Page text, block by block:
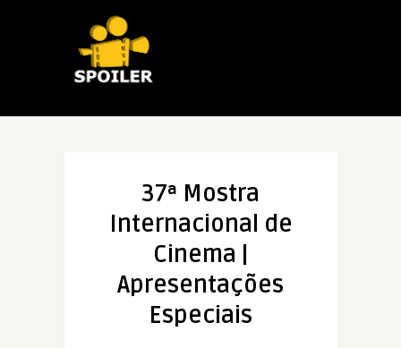
37ª Mostra
Internacional de
Cinema |
Apresentações
Especiais